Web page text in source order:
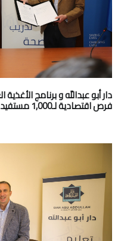
دار أبو عبداللّه و برنامج
فرص اقتصادية لـ1,000 مستفيد.